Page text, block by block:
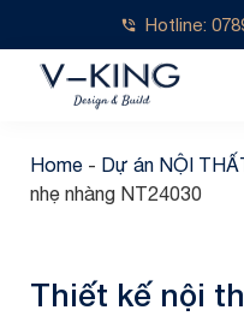
Hotline:
Home - Dự án NỘI
nhẹ nhàng NT24030
Thiết kế nội